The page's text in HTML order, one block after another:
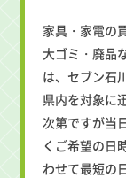
家具・家電の
大ゴミ・廃品
は、セブン石
県内を対象に
次第ですが当
くご希望の日
わせて最短の